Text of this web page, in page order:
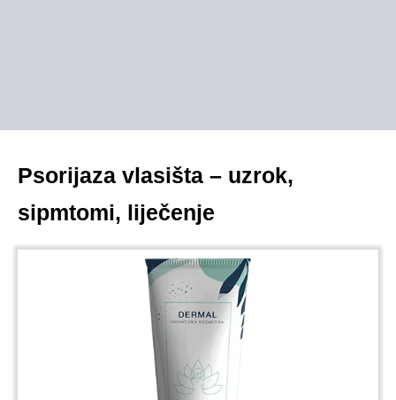
Psorijaza vlasišta – uzrok,
sipmtomi, liječenje